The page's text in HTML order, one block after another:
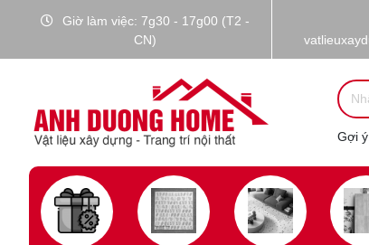
Giờ làm việc: 7g30 - 17g00 (T2 -
CN)
Gợi